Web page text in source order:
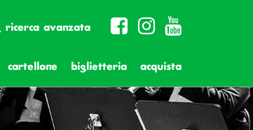
ricerca avanzata
cartellone biglietteria acquista